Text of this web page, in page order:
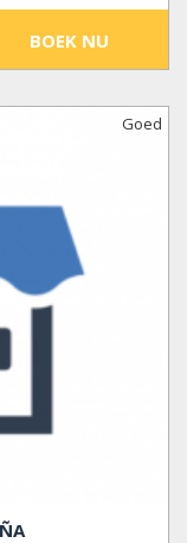
BOEK NU
Goed